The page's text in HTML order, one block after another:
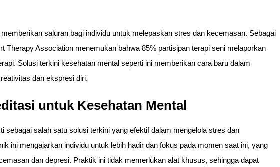
saluran bagi individu untuk melepaskan stres dan kecemasan. Sebagai
Therapy Association menemukan bahwa 85% partisipan terapi seni melaporkan
Solusi terkini kesehatan mental seperti ini memberikan cara baru dalam
dan ekspresi diri.
untuk Kesehatan Mental
sebagai salah satu solusi terkini yang efektif dalam mengelola stres dan
ini mengajarkan individu untuk lebih hadir dan fokus pada momen saat ini, yang
dan depresi. Praktik ini tidak memerlukan alat khusus, sehingga dapat